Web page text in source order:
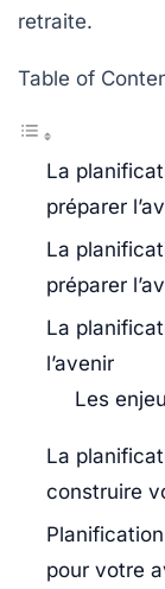
retraite.
Table of
La
préparer
La
préparer
La
l’avenir
Les
La
construire
pour votre